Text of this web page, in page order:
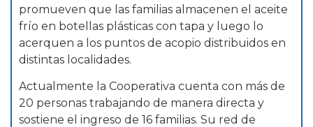
promueven que las familias almacenen el aceite
frío en botellas plásticas con tapa y luego lo
acerquen a los puntos de acopio distribuidos en
distintas localidades.
Actualmente la Cooperativa cuenta con más de
20 personas trabajando de manera directa y
sostiene el ingreso de 16 familias. Su red de